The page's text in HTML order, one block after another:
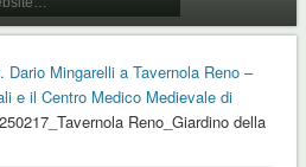
Dario Mingarelli a Tavernola Reno –
e il Centro Medico Medievale di
Reno_Giardino della